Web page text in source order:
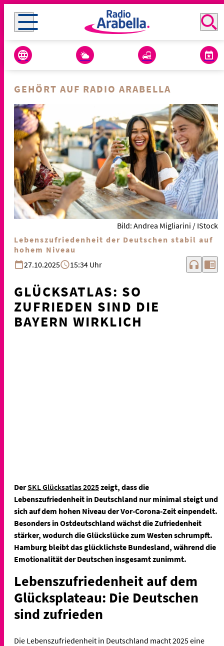
GEHÖRT AUF RADIO ARABELLA
Bild: Andrea Migliarini / IStock
Lebenszufriedenheit der Deutschen stabil auf
hohem Niveau
27.10.2025
15:34 Uhr headphones chrome_reader_mode
GLÜCKSATLAS: SO
ZUFRIEDEN SIND DIE
BAYERN WIRKLICH
DerSKL Glücksatlas 2025zeigt, dass die
Lebenszufriedenheit in Deutschland nur minimal steigt und
sich auf dem hohen Niveau der Vor-Corona-Zeit einpendelt.
Besonders in Ostdeutschland wächst die Zufriedenheit
stärker, wodurch die Glückslücke zum Westen schrumpft.
Hamburg bleibt das glücklichste Bundesland, während die
Emotionalität der Deutschen insgesamt zunimmt.
Lebenszufriedenheit auf dem
Glücksplateau: Die Deutschen
sind zufrieden
Die Lebenszufriedenheit in Deutschland macht 2025 eine